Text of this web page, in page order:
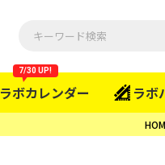
ラボカレンダー
7/30 UP!
ラボ